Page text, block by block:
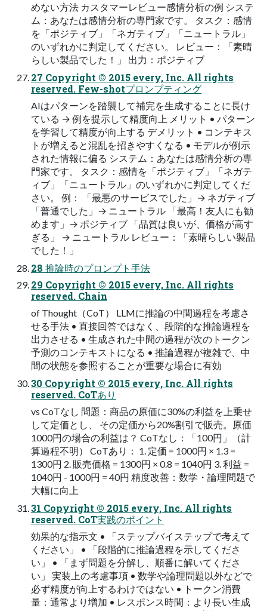
めない方法 カスタマーレビュー感情分析の例 システ
ム：あなたは感情分析の専門家です。 タスク：感情
を「ポジティブ」「ネガティブ」「ニュートラル」
のいずれかに判定してください。 レビュー：「素晴
らしい製品でした！」 出力：ポジティブ
27 Copyright © 2015 every, Inc. All rights
reserved. Few-shotプロンプティング
AIはパターンを踏襲して補完を生成することに長け
ている → 例を提示して精度向上 メリット • パターン
を学習して精度が向上する デメリット • コンテキス
トが増えると混乱を招きやすくなる • モデルが例示
された情報に偏る システム：あなたは感情分析の専
門家です。 タスク：感情を「ポジティブ」「ネガテ
ィブ」「ニュートラル」のいずれかに判定してくだ
さい。 例： 「最悪のサービスでした」→ ネガティブ
「普通でした」→ ニュートラル 「最高！友人にも勧
めます」→ ポジティブ 「品質は良いが、価格が高す
ぎる」 → ニュートラル レビュー：「素晴らしい製品
でした！」
28 推論時のプロンプト手法
29 Copyright © 2015 every, Inc. All rights
reserved. Chain
of Thought（CoT） LLMに推論の中間過程を考慮さ
せる手法 • 直接回答ではなく、段階的な推論過程を
出力させる • 生成された中間の過程が次のトークン
予測のコンテキストになる • 推論過程が複雑で、中
間の状態を参照することが重要な場合に有効
30 Copyright © 2015 every, Inc. All rights
reserved. CoTあり
vs CoTなし 問題：商品の原価に30%の利益を上乗せ
して定価とし、 その定価から20%割引で販売。原価
1000円の場合の利益は？ CoTなし：「100円」（計
算過程不明） CoTあり： 1. 定価 = 1000円 × 1.3 =
1300円 2. 販売価格 = 1300円 × 0.8 = 1040円 3. 利益 =
1040円 - 1000円 = 40円 精度改善：数学・論理問題で
大幅に向上
31 Copyright © 2015 every, Inc. All rights
reserved. CoT実践のポイント
効果的な指示文 • 「ステップバイステップで考えて
ください」 • 「段階的に推論過程を示してくださ
い」 • 「まず問題を分解し、順番に解いてくださ
い」 実装上の考慮事項 • 数学や論理問題以外などで
必ず精度が向上するわけではない • トークン消費
量：通常より増加 • レスポンス時間：より長い生成